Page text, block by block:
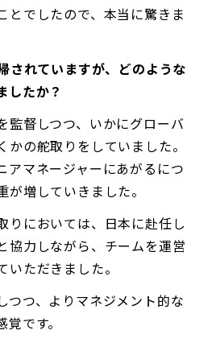
とでしたので、本当に驚きま
されていますが、どのような
したか？
監督しつつ、いかにグローバ
かの舵取りをしていました。
アマネージャーにあがるにつ
増していきました。
りにおいては、日本に赴任し
協力しながら、チームを運営
いただきました。
つつ、よりマネジメント的な
です。